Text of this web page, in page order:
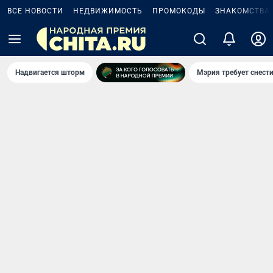
ВСЕ НОВОСТИ НЕДВИЖИМОСТЬ ПРОМОКОДЫ ЗНАКОМСТВА
Надвигается шторм Мэрия требует